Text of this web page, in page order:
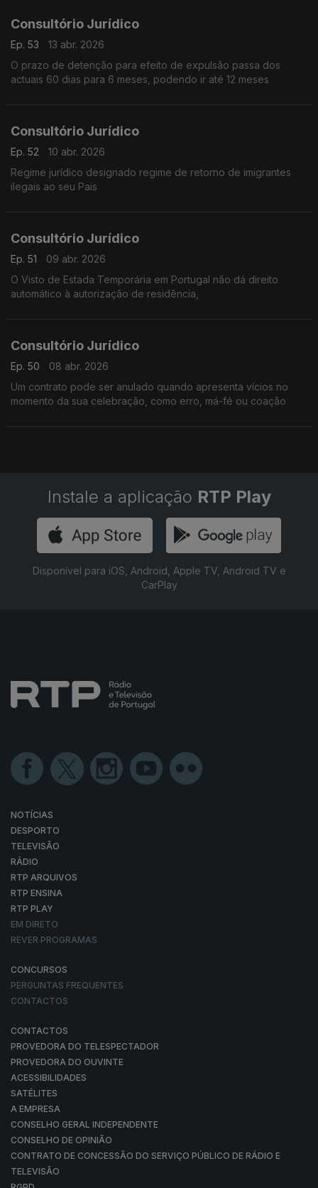
Consultório Jurídico
Ep. 53
13 abr. 2026
O prazo de detenção para efeito de expulsão passa dos
actuais 60 dias para 6 meses, podendo ir até 12 meses
Consultório Jurídico
Ep. 52
10 abr. 2026
Regime jurídico designado regime de retorno de imigrantes
ilegais ao seu Pais
Consultório Jurídico
Ep. 51
09 abr. 2026
O Visto de Estada Temporária em Portugal não dá direito
automático à autorização de residência,
Consultório Jurídico
Ep. 50
08 abr. 2026
Um contrato pode ser anulado quando apresenta vícios no
momento da sua celebração, como erro, má-fé ou coação
Instale a aplicação RTP Play
Disponível para iOS, Android, Apple TV, Android TV e
CarPlay
NOTÍCIAS
DESPORTO
TELEVISÃO
RÁDIO
RTP ARQUIVOS
RTP ENSINA
RTP PLAY
EM DIRETO
REVER PROGRAMAS
CONCURSOS
PERGUNTAS FREQUENTES
CONTACTOS
CONTACTOS
PROVEDORA DO TELESPECTADOR
PROVEDORA DO OUVINTE
ACESSIBILIDADES
SATÉLITES
A EMPRESA
CONSELHO GERAL INDEPENDENTE
CONSELHO DE OPINIÃO
CONTRATO DE CONCESSÃO DO SERVIÇO PÚBLICO DE RÁDIO E
TELEVISÃO